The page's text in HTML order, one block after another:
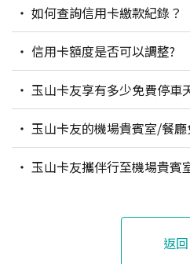
如何查詢信用卡繳款紀錄？
信用卡額度是否可以調整?
費？實際停車天數如何計算？
玉山卡友的機場貴賓室/餐
玉山卡友攜伴行至機場貴賓
返回